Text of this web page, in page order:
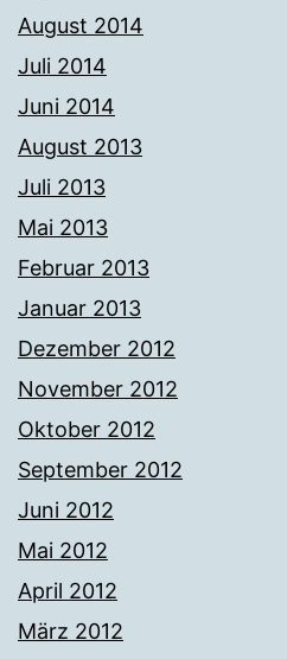
August 2014
Juli 2014
Juni 2014
August 2013
Juli 2013
Mai 2013
Februar 2013
Januar 2013
Dezember 2012
November 2012
Oktober 2012
September 2012
Juni 2012
Mai 2012
April 2012
März 2012